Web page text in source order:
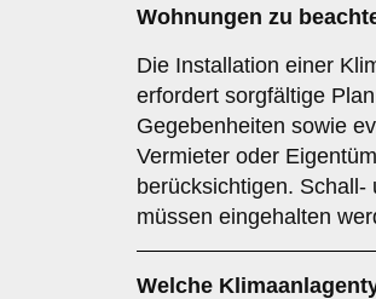
Wohnungen zu
Die Installation einer
erfordert sorgfältige
Gegebenheiten sowie
Vermieter oder
berücksichtigen.
müssen eingehalten
Welche